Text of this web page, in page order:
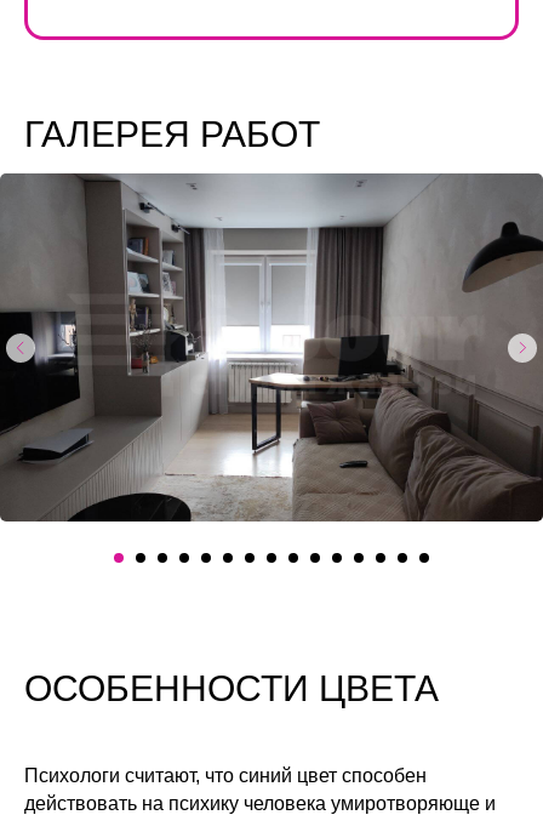
ГАЛЕРЕЯ РАБОТ
ОСОБЕННОСТИ ЦВЕТА
Психологи считают, что синий цвет способен
действовать на психику человека умиротворяюще и